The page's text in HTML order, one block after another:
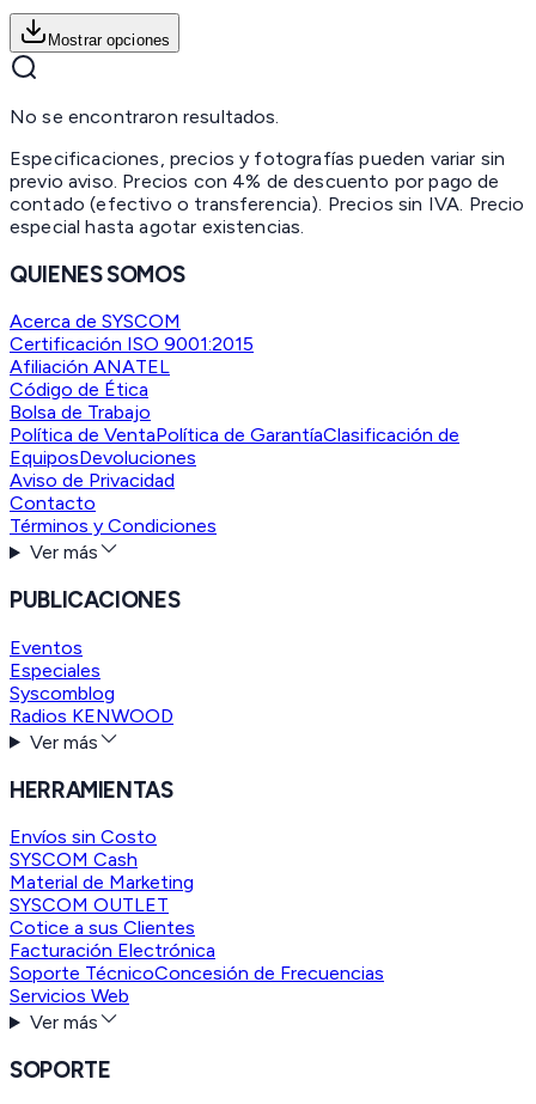
Mostrar opciones
No se encontraron resultados.
Especificaciones, precios y fotografías pueden variar sin
previo aviso. Precios con 4% de descuento por pago de
contado (efectivo o transferencia). Precios sin IVA. Precio
especial hasta agotar existencias.
QUIENES SOMOS
Acerca de SYSCOM
Certificación ISO 9001:2015
Afiliación ANATEL
Código de Ética
Bolsa de Trabajo
Política de VentaPolítica de GarantíaClasificación de
EquiposDevoluciones
Aviso de Privacidad
Contacto
Términos y Condiciones
Ver más
PUBLICACIONES
Eventos
Especiales
Syscomblog
Radios KENWOOD
Ver más
HERRAMIENTAS
Envíos sin Costo
SYSCOM Cash
Material de Marketing
SYSCOM OUTLET
Cotice a sus Clientes
Facturación Electrónica
Soporte TécnicoConcesión de Frecuencias
Servicios Web
Ver más
SOPORTE